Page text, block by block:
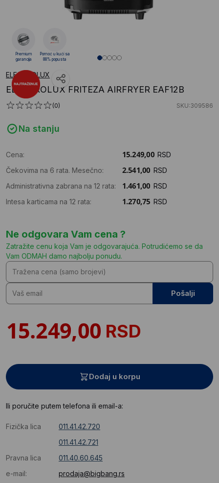
ELECTROLUX
ELECTROLUX FRITEZA AIRFRYER EAF12B
(0) SKU:309586
Na stanju
Cena:
RSD
Čekovima na 6 rata. Mesečno:
RSD
Administrativna zabrana na 12 rata:
RSD
Intesa karticama na 12 rata:
RSD
Ne odgovara Vam cena ?
Zatražite cenu koja Vam je odgovarajuća. Potrudićemo se da
Vam ODMAH damo najbolju ponudu.
Pošalji
RSD
Dodaj u korpu
Ili poručite putem telefona ili email-a:
Fizička lica
011.41.42.720
011.41.42.721
Pravna lica
011.40.60.645
e-mail:
prodaja@bigbang.rs
Premium
garancija
Pomoć u kući sa
88% popusta